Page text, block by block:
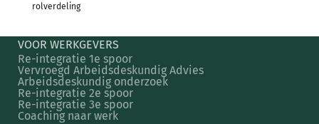
rolverdeling
VOOR WERKGEVERS
Re-integratie 1e spoor
Vervroegd Arbeidsdeskundig Advies
Arbeidsdeskundig onderzoek
Re-integratie 2e spoor
Re-integratie 3e spoor
Coaching naar werk